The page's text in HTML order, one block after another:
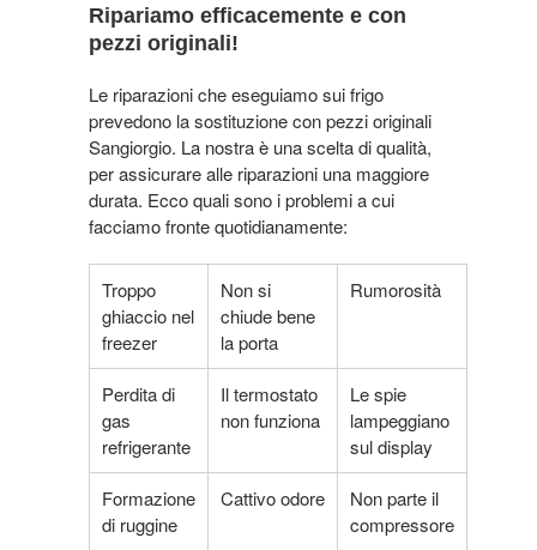
Ripariamo efficacemente e con
pezzi originali!
Le riparazioni che eseguiamo sui frigo
prevedono la sostituzione con pezzi originali
Sangiorgio. La nostra è una scelta di qualità,
per assicurare alle riparazioni una maggiore
durata. Ecco quali sono i problemi a cui
facciamo fronte quotidianamente:
Troppo
ghiaccio nel
freezer
Non si
chiude bene
la porta
Rumorosità
Perdita di
gas
refrigerante
Il termostato
non funziona
Le spie
lampeggiano
sul display
Formazione
di ruggine
Cattivo odore
Non parte il
compressore